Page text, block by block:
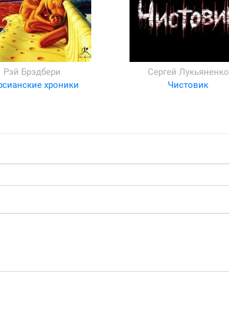
Рэй Брэдбери
хроники
Сергей Лукьяненко
Чистовик